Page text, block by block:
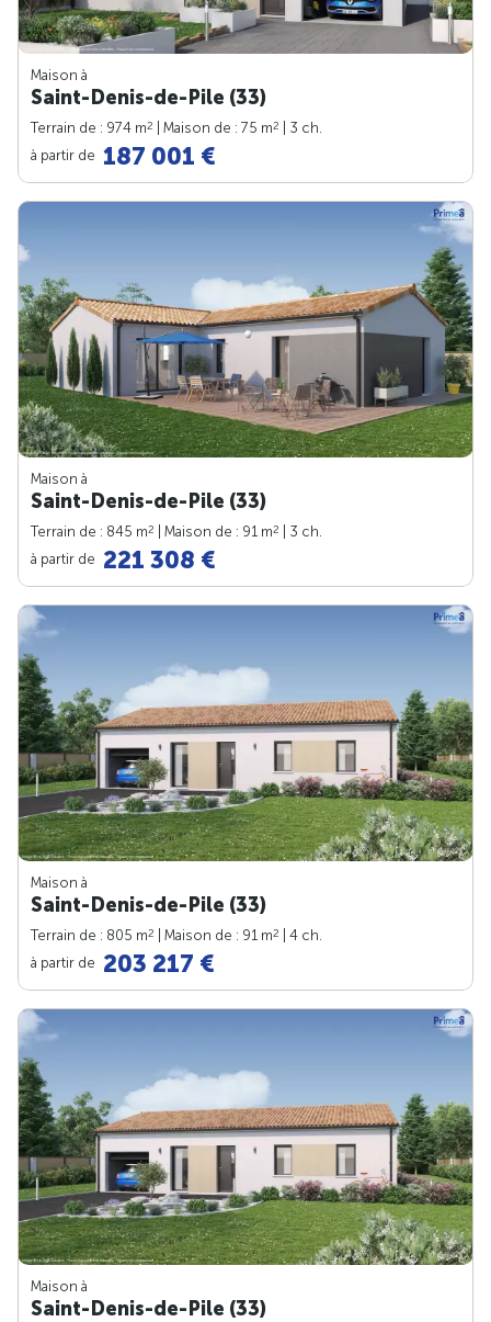
Maison à
Saint-Denis-de-Pile (33)
Terrain de : 974 m2 | Maison de : 75 m2
| 3 ch.
à partir de 187 001 €
Maison à
Saint-Denis-de-Pile (33)
Terrain de : 845 m2 | Maison de : 91 m2
| 3 ch.
à partir de 221 308 €
Maison à
Saint-Denis-de-Pile (33)
Terrain de : 805 m2 | Maison de : 91 m2
| 4 ch.
à partir de 203 217 €
Maison à
Saint-Denis-de-Pile (33)